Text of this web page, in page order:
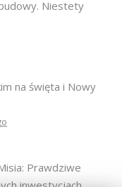
Niestety
na święta i Nowy
Prawdziwe